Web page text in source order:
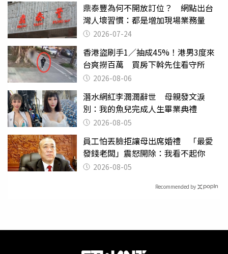
鼎泰豐為何不開放訂位？ 網點出台
灣人壞習慣：都是增加現場業務量
2026-07-24
香港盜刷手1／抽成45%！港男3度來
台爽撈百萬 買房下斡先住看守所
2026-08-06
潛水網紅李潤潤辭世 母親發文淚
別：我的魚兒完成人生畢業典禮
2026-08-05
員工怕丟臉拒讓母出席婚禮 「最愛
發錢老闆」震怒開除：我看不起你
2026-08-05
Recommended by